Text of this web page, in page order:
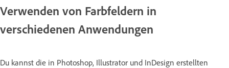
Verwenden von Farbfeldern in
verschiedenen Anwendungen
Du kannst die in Photoshop, Illustrator und InDesign erstellten